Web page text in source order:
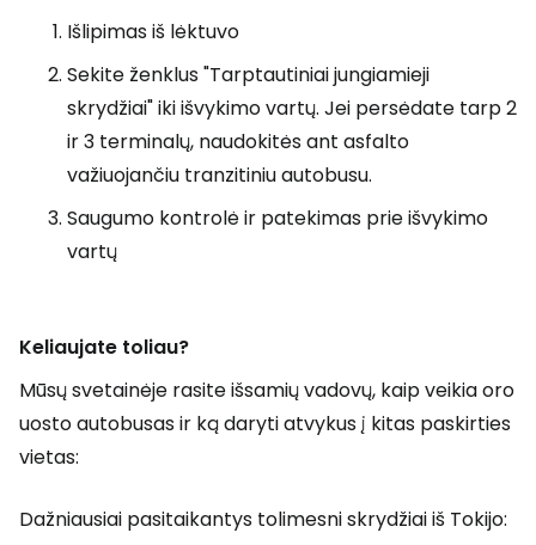
Išlipimas iš lėktuvo
Sekite ženklus "Tarptautiniai jungiamieji
skrydžiai" iki išvykimo vartų. Jei persėdate tarp 2
ir 3 terminalų, naudokitės ant asfalto
važiuojančiu tranzitiniu autobusu.
Saugumo kontrolė ir patekimas prie išvykimo
vartų
Keliaujate toliau?
Mūsų svetainėje rasite išsamių vadovų, kaip veikia oro
uosto autobusas ir ką daryti atvykus į kitas paskirties
vietas:
Dažniausiai pasitaikantys tolimesni skrydžiai iš Tokijo: